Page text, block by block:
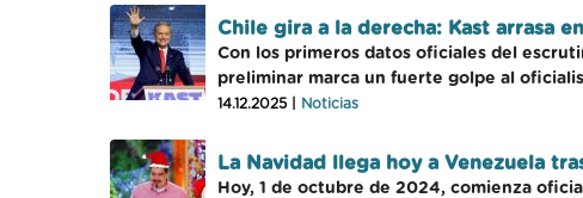
Chile gira a la derecha: Kast arrasa
Con los primeros datos oficiales del
preliminar marca un fuerte golpe al
14.12.2025 | Noticias
La Navidad llega hoy a Venezuela
Hoy, 1 de octubre de 2024, comienza